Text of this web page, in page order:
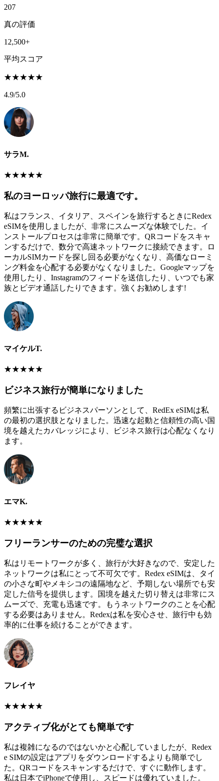
207
真の評価
12,500+
平均スコア
★★★★★
4.9/5.0
サラM.
★★★★★
私のヨーロッパ旅行に最適です。
私はフランス、イタリア、スペインを旅行するときにRedex
eSIMを使用しましたが、非常にスムーズな体験でした。イ
ンストールプロセスは非常に簡単です。QRコードをスキャ
ンするだけで、数分で高速ネットワークに接続できます。ロ
ーカルSIMカードを探し回る必要がなくなり、高価なローミ
ング料金を心配する必要がなくなりました。Googleマップを
使用したり、Instagramのフィードを送信したり、いつでも家
族とビデオ通話したりできます。強くお勧めします!
マイケルT.
★★★★★
ビジネス旅行が簡単になりました
頻繁に出張するビジネスパーソンとして、RedEx eSIMは私
の最初の選択肢となりました。迅速な起動と信頼性の高い国
境を越えたカバレッジにより、ビジネス旅行は心配なくなり
ます。
エマK.
★★★★★
フリーランサーのための完璧な選択
私はリモートワークが多く、旅行が大好きなので、安定した
ネットワークは私にとって不可欠です。Redex eSIMは、タイ
の小さな町やメキシコの遠隔地など、予期しない場所でも安
定した信号を提供します。国境を越えた切り替えは非常にス
ムーズで、充電も迅速です。もうネットワークのことを心配
する必要はありません。Redexは私を安心させ、旅行中も効
率的に仕事を続けることができます。
フレイヤ
★★★★★
アクティブ化がとても簡単です
私は複雑になるのではないかと心配していましたが、Redex
e SIMの設定はアプリをダウンロードするよりも簡単でし
た。QRコードをスキャンするだけで、すぐに動作します。
私は日本でiPhoneで使用し、スピードは優れていました。